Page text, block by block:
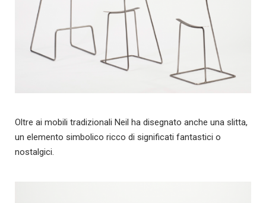
Oltre ai mobili tradizionali Neil ha disegnato anche una slitta,
un elemento simbolico ricco di significati fantastici o
nostalgici.